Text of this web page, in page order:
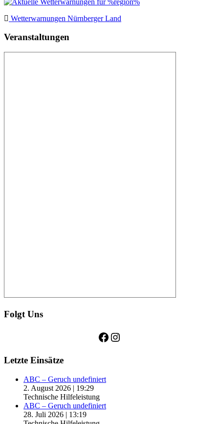
Wetterwarnungen Nürnberger Land
Veranstaltungen
Folgt Uns
Facebook
Instagram
Letzte Einsätze
ABC – Geruch undefiniert
2. August 2026 | 19:29
Technische Hilfeleistung
ABC – Geruch undefiniert
28. Juli 2026 | 13:19